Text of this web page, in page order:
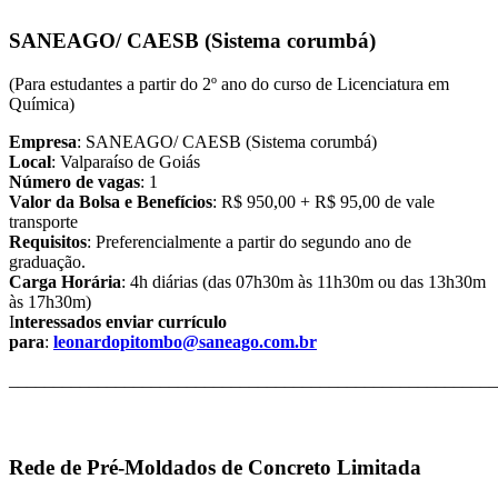
SANEAGO/ CAESB (Sistema corumbá)
(Para estudantes a partir do 2º ano do curso de Licenciatura em
Química)
Empresa: SANEAGO/ CAESB (Sistema corumbá)
Local: Valparaíso de Goiás
Número de vagas: 1
Valor da Bolsa e Benefícios: R$ 950,00 + R$ 95,00 de vale
transporte
Requisitos: Preferencialmente a partir do segundo ano de
graduação.
Carga Horária: 4h diárias (das 07h30m às 11h30m ou das 13h30m
às 17h30m)
Interessados enviar currículo
para: leonardopitombo@saneago.com.br
Rede de Pré-Moldados de Concreto Limitada